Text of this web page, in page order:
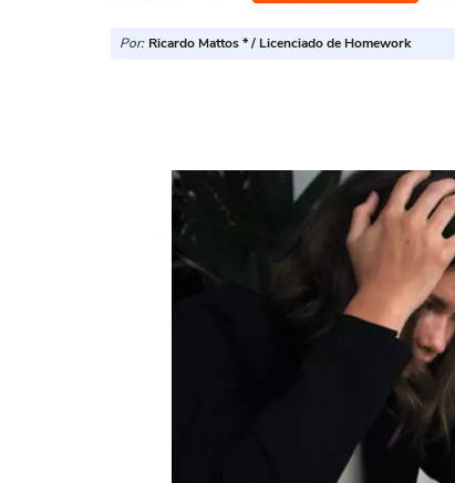
Por: Ricardo Mattos * / Licenciado de Homework